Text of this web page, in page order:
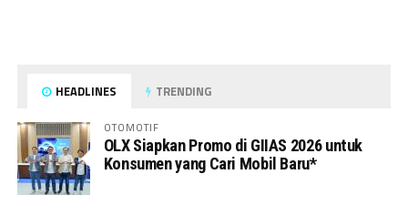
HEADLINES TRENDING
OTOMOTIF
OLX Siapkan Promo di GIIAS 2026 untuk
Konsumen yang Cari Mobil Baru*